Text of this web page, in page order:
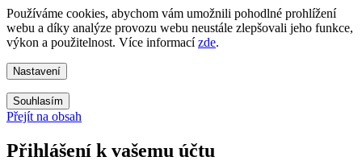
Používáme cookies, abychom vám umožnili pohodlné prohlížení
webu a díky analýze provozu webu neustále zlepšovali jeho funkce,
výkon a použitelnost. Více informacízde.
Nastavení
Souhlasím
Přejít na obsah
Přihlášení k vašemu účtu